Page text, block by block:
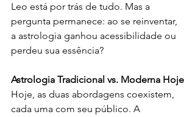
Leo está por trás de tudo. Mas a
pergunta permanece: ao se reinventar,
a astrologia ganhou acessibilidade ou
perdeu sua essência?
Astrologia Tradicional vs. Moderna Hoje
Hoje, as duas abordagens coexistem,
cada uma com seu público. A